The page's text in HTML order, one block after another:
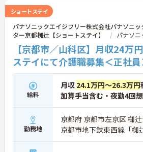
ショートステイ
パナソニックエイジフリー株式会社パナソニ
ター京都椥辻【ショートステイ】
パナソ
【京都市／山科区】月収24万
ステイにて介護職募集＜正社員
給料
月収 24.1万円～26.3万円
加算手当含む・夜勤4回
勤務地
京都府 京都市左京区 椥
京都市地下鉄東西線「椥